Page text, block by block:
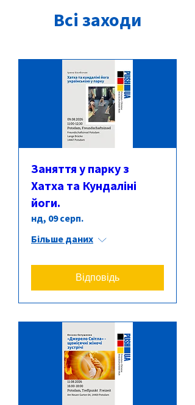
Всі заходи
Заняття у парку з
Хатха та Кундаліні
йоги.
нд, 09 серп.
Більше даних
Відповідь